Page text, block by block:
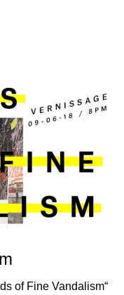
of Fine Vandalism“